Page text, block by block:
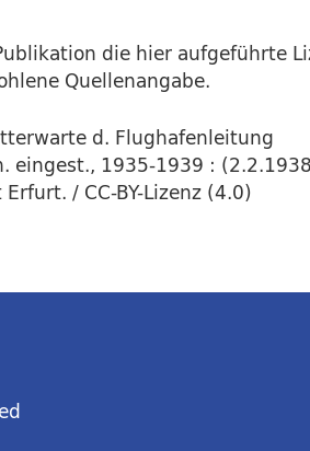
die hier aufgeführte
Quellenangabe.
d. Flughafenleitung
eingest., 1935-1939 :
/ CC-BY-Lizenz (4.0)